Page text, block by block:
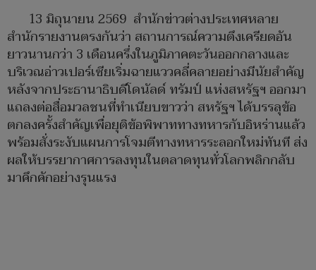
13 มิถุนายน 2569 ​สำนักข่าวต่างประเทศหลาย
สำนักรายงานตรงกันว่า สถานการณ์ความตึงเครียดอัน
ยาวนานกว่า 3 เดือนครึ่งในภูมิภาคตะวันออกกลางและ
บริเวณอ่าวเปอร์เซียเริ่มฉายแววคลี่คลายอย่างมีนัยสำคัญ
หลังจากประธานาธิบดีโดนัลด์ ทรัมป์ แห่งสหรัฐฯ ออกมา
แถลงต่อสื่อมวลชนที่ทำเนียบขาวว่า สหรัฐฯ ได้บรรลุข้อ
ตกลงครั้งสำคัญเพื่อยุติข้อพิพาททางทหารกับอิหร่านแล้ว
พร้อมสั่งระงับแผนการโจมตีทางทหารระลอกใหม่ทันที ส่ง
ผลให้บรรยากาศการลงทุนในตลาดทุนทั่วโลกพลิกกลับ
มาคึกคักอย่างรุนแรง